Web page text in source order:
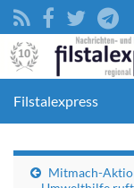
Filstalexpress
Mitmach-